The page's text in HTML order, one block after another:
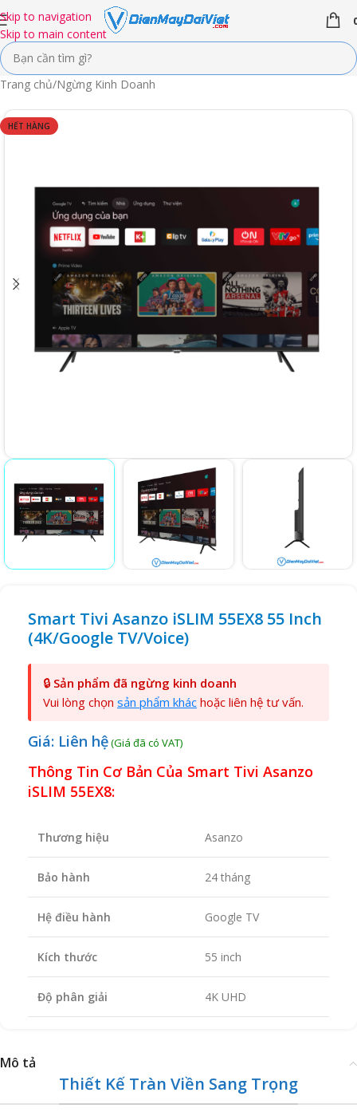
Skip to navigation
Skip to main content
Trang chủ/Ngừng Kinh Doanh
HẾT HÀNG
Smart Tivi Asanzo iSLIM 55EX8 55 Inch
(4K/Google TV/Voice)
🔒 Sản phẩm đã ngừng kinh doanh
Vui lòng chọn sản phẩm khác hoặc liên hệ tư vấn.
Giá: Liên hệ
Thông Tin Cơ Bản Của Smart Tivi Asanzo
iSLIM 55EX8:
Thương hiệu Asanzo
Bảo hành 24 tháng
Hệ điều hành Google TV
Kích thước 55 inch
Độ phân giải 4K UHD
Mô tả
Thiết Kế Tràn Viền Sang Trọng